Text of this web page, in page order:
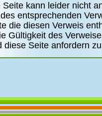
Seite kann leider nicht
entsprechenden
die diesen Verweis
Gültigkeit des
diese Seite anfordern